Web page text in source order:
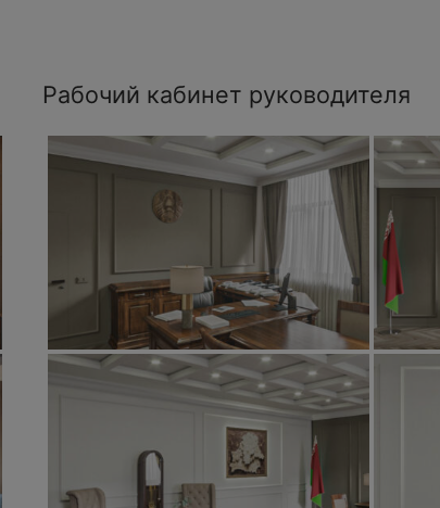
Рабочий кабинет руководителя